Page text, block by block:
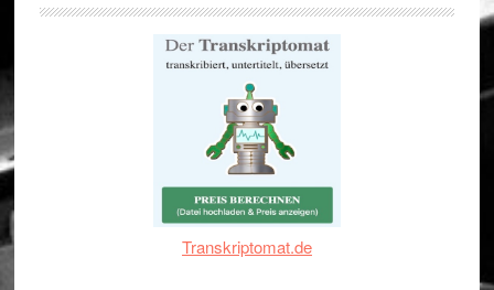
Transkriptomat.de